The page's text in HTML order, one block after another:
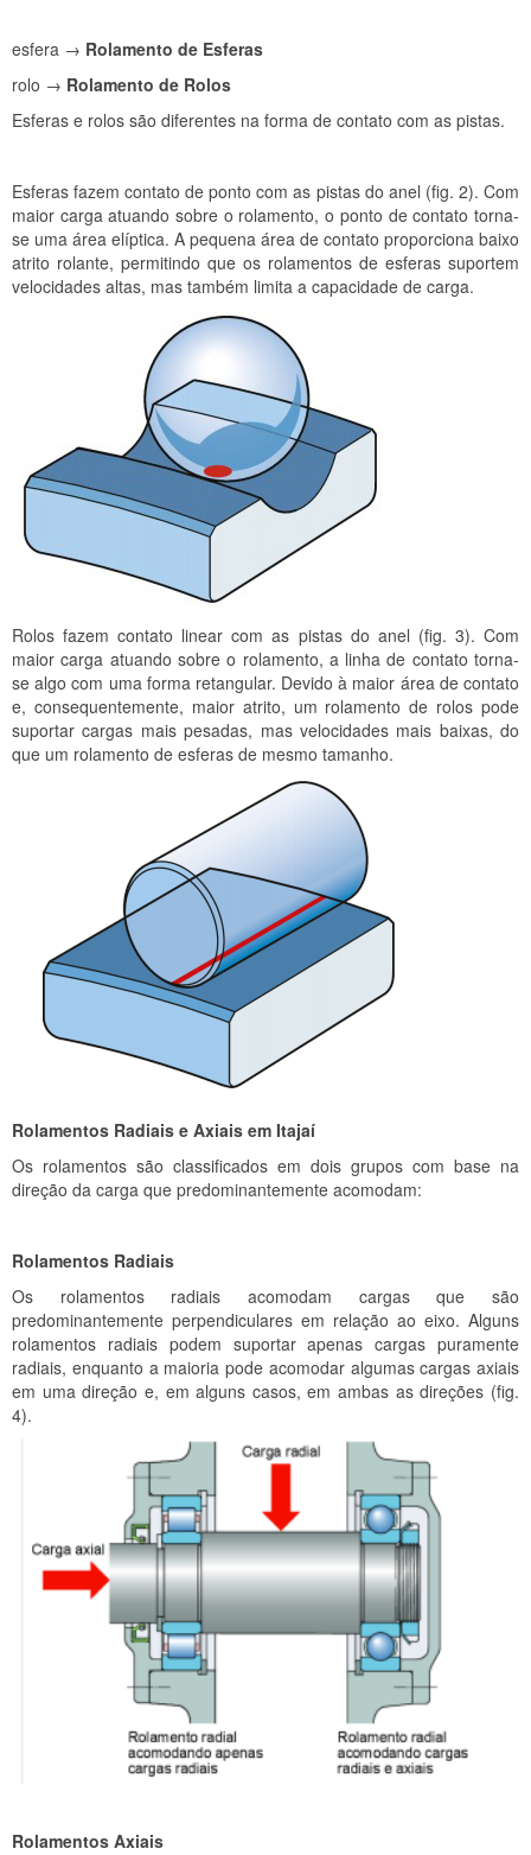
esfera → Rolamento de Esferas
rolo → Rolamento de Rolos
Esferas e rolos são diferentes na forma de contato com as pistas.
Esferas fazem contato de ponto com as pistas do anel (fig. 2). Com
maior carga atuando sobre o rolamento, o ponto de contato torna-
se uma área elíptica. A pequena área de contato proporciona baixo
atrito rolante, permitindo que os rolamentos de esferas suportem
velocidades altas, mas também limita a capacidade de carga.
Rolos fazem contato linear com as pistas do anel (fig. 3). Com
maior carga atuando sobre o rolamento, a linha de contato torna-
se algo com uma forma retangular. Devido à maior área de contato
e, consequentemente, maior atrito, um rolamento de rolos pode
suportar cargas mais pesadas, mas velocidades mais baixas, do
que um rolamento de esferas de mesmo tamanho.
Rolamentos Radiais e Axiais em Itajaí
Os rolamentos são classificados em dois grupos com base na
direção da carga que predominantemente acomodam:
Rolamentos Radiais
Os rolamentos radiais acomodam cargas que são
predominantemente perpendiculares em relação ao eixo. Alguns
rolamentos radiais podem suportar apenas cargas puramente
radiais, enquanto a maioria pode acomodar algumas cargas axiais
em uma direção e, em alguns casos, em ambas as direções (fig.
4).
Rolamentos Axiais